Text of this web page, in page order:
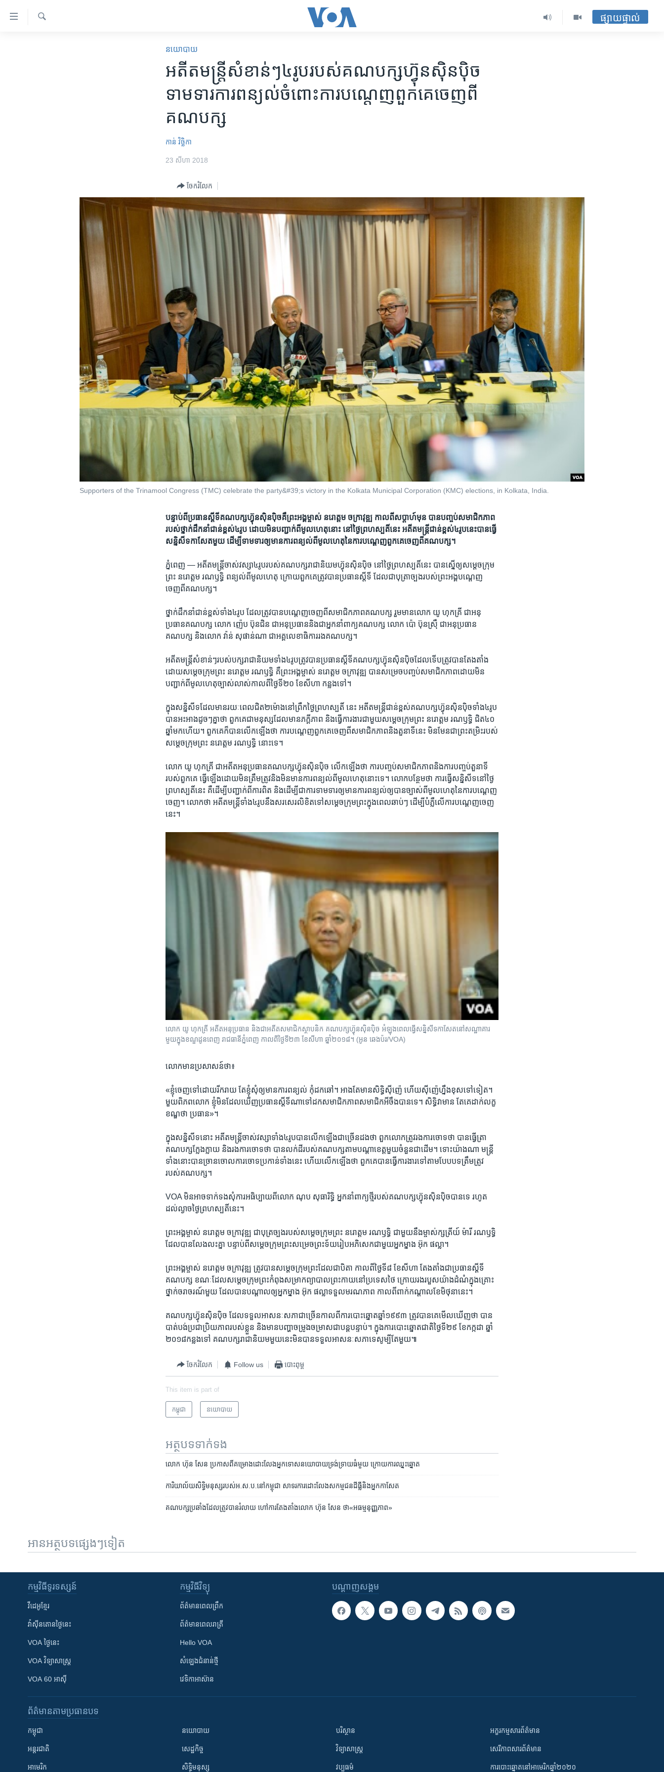
ទៅ​
ផ្សាយផ្ទាល់
នយោបាយ
អតីត​មន្ត្រី​សំខាន់ៗ​៤​រូប​របស់​គណបក្ស​ហ៊្វុនស៊ិនប៉ិច​
ទាមទារ​ការ​ពន្យល់​ចំពោះ​ការ​បណ្តេញ​ពួក​គេ​ចេញ​ពី​
គណបក្ស
កាន់ វិច្ឆិកា
23 សីហា 2018
ចែករំលែក
Supporters of the Trinamool Congress (TMC) celebrate the party&#39;s victory in the Kolkata Municipal Corporation (KMC) elections, in Kolkata, India.
បន្ទាប់​ពី​ប្រធាន​ស្តីទី​គណបក្ស​ហ៊្វុនស៊ិនប៉ិច​គឺ​ព្រះអង្គម្ចាស់ ​នរោត្តម ​ចក្រាវុឌ្ឍ ​កាល​ពី​សប្តាហ៍​​មុន​ ​បាន​​​​បញ្ចប់​សមាជិក​ភាព​​
របស់​ថ្នាក់​ដឹកនាំ​ជាន់ខ្ពស់​៤រូប​​ ដោយ​មិន​បញ្ជាក់​ពី​​មូលហេតុ​នោះ​ ​នៅ​ថ្ងៃ​ព្រហស្បតិ៍​នេះ ​អតីត​មន្រ្តី​ជាន់​ខ្ពស់​៤​រូប​នេះ​បាន​ធ្វើ​
សន្និ​សីទ​​កាសែត​មួយ​ ​ដើ​ម្បី​ទាមទារ​ឲ្យ​មានការ​ពន្យល់​ពី​មូលហេតុ​នៃ​ការ​បណ្តេញ​ពួកគេ​​ចេញ​ពី​គណបក្ស។
ភ្នំពេញ —អតីត​មន្រ្តី​ចាស់​វស្សា​៤​រូប​របស់​គណបក្ស​រាជានិយម​ហ៊្វុនស៊ិនប៉ិច​ ​នៅថ្ងៃ​ព្រហស្បតិ៍​នេះ​ ​បាន​ស្នើ​ឲ្យសម្តេច​ក្រុម​
ព្រះ​ ​នរោត្តម រណឫទិ្ធ​ ពន្យល់​ពី​មូលហេតុ​ ​ក្រោយ​ពួកគេត្រូវ​បាន​ប្រធាន​ស្តីទី ដែល​ជា​បុត្រា​ច្បង​របស់​ព្រះ​អង្គ​បណ្តេញ​
ចេញពី​គណ​បក្ស។​
ថ្នាក់​ដឹកនាំ​ជាន់ខ្ពស់​ទាំង​៤រូប​ ​ដែល​ត្រូវ​បាន​បណ្តេញ​ចេញ​ពី​សមាជិកភាពគណបក្ស​ ​រួម​មាន​លោក​ យូ ហុកគ្រី​ ​ជា​អនុ
ប្រធាន​គណបក្ស​ ​លោក​ ​ញ៉េប ប៊ុនជិន​ ​ជា​អនុប្រធាន​និង​ជា​អ្នក​នាំពាក្យ​គណបក្ស​ លោក​ ​ប៉ោ ប៊ុនស្រ៊ឺ​ ​ជា​អនុប្រធាន​
គណបក្ស​ ​និង​លោក​ ​វ៉ាន់ សុផាន់ណា​ ជា​អគ្គ​លេខាធិការ​រង​គណបក្ស។
អតីត​មន្ត្រី​សំខាន់ៗ​របស់​បក្ស​រាជានិយម​ទាំង​៤​រូប​ត្រូវ​បាន​ប្រធាន​ស្តីទី​គណបក្ស​ហ៊្វុនស៊ិនប៉ិច​ដែល​ទើបត្រូវ​បាន​តែង​តាំង​
ដោយ​សម្តេចក្រុមព្រះ​ ​នរោត្តម រណឫទិ្ធ​ ​គឺ​ព្រះអង្គ​ម្ចាស់ នរោត្តម​ ​ចក្រាវុឌ្ឍ​ ​បានសម្រេច​បញ្ចប់​សមាជិក​ភាព​ដោយ​មិន​
បញ្ជាក់ពីមូល​ហេតុ​ច្បាស់លាស់​កាល​ពី​ថ្ងៃ​ទី​២០​ ​ខែ​សីហា​ កន្លង​ទៅ។​
ក្នុង​សន្និសីទ​ដែល​មាន​រយៈពេល​ជិត​២​ម៉ោង​នៅ​ព្រឹក​ថ្ងៃ​ព្រហស្បតិ៍​ នេះ​ ​អតីត​មន្ត្រី​ជាន់ខ្ពស់​គណបក្ស​ហ៊្វុនស៊ិនប៉ិច​ទាំង​៤រូប​
​បាន​អះអាង​ដូចៗ​គ្នា​ថា​ ​ពួកគេ​ជា​មនុស្ស​ដែល​មាន​ភក្ដីភាព​ ​និង​ធ្វើ​ការងារ​ជាមួយ​សម្ដេច​ក្រុមព្រះ​ ​នរោត្តម រណឫទ្ធិ​ ​ជិត​៤០​
ឆ្នាំ​មក​ហើយ។​ ​ពួកគេ​ក៏​បាន​លើក​ឡើង​ថា​ ​ការ​បណ្តេញ​ពួក​គេ​ចេញ​ពី​សមាជិក​ភាព​និង​តួនាទី​នេះ​ មិន​មែន​ជា​ព្រះ​តម្រិះ​របស់
សម្តេច​ក្រុមព្រះ ​នរោត្តម ​រណឫទិ្ធ​ នោះ​ទេ។
លោក​ យូ ហុកគ្រី​ ​ជា​អតីត​អនុប្រធាន​គណបក្ស​ហ៊្វុនស៊ិនប៉ិច​ លើក​ឡើង​ថា​ ការ​បញ្ចប់​សមាជិក​ភាព​និង​ការ​បញ្ចប់​តួនាទី​
របស់​ពួកគេ​ ​ធ្វើ​ឡើង​ដោយ​មិន​ត្រឹមត្រូវ​និង​មិនមាន​ការ​ពន្យល់​ពី​មូលហេតុ​នោះ​ទេ។​ ​លោក​បន្ថែម​ថា ​ការ​ធ្វើ​សន្និសីទ​នៅ​ថ្ងៃ​
ព្រហស្បតិ៍​នេះ​ ​គឺ​ដើម្បី​បញ្ជាក់​ពី​ការ​ពិត​ ​និង​ដើម្បី​ជាការ​ទាមទារ​ឲ្យ​មាន​ការ​ពន្យល់​ឲ្យ​បាន​ច្បាស់​ពី​មូលហេតុ​នៃ​ការ​បណ្តេញ​
ចេញ។ ​លោក​ថា ​អតីត​មន្រ្តី​ទាំង​៤​រូបនឹង​សរសេរ​លិខិត​ទៅ​សម្តេច​ក្រុម​ព្រះក្នុង​ពេល​ឆាប់ៗ​ ដើម្បី​បំភ្លឺ​លើ​ការ​បណ្តេញ​ចេញ​
នេះ។​
លោក ​យូ ​ហុកគ្រី ​អតីត​អនុ​ប្រធាន ​និង​ជា​អតីត​សមាជិក​ស្ថាបនិក​ គណបក្ស​ហ្វ៊ុនស៊ិនប៉ិច ​អំឡុងពេលធ្វើ​សន្និសីទ​កាសែត​នៅ​សណ្ឋាគារ​
មួយ​ក្នុង​ខណ្ឌ​ដូន​ពេញ ​រាជ​ធានី​ភ្នំពេញ ​កាល​ពី​ថ្ងៃទី២៣​ ខែសីហា ​ឆ្នាំ២០១៨។​ (អូន ឆេងប៉រ/VOA)
លោក​មាន​ប្រសាសន៍​ថា៖​
«ខ្ញុំ​ចេញ​ទៅ​ដោយ​រីករាយ ​តែ​ខ្ញុំ​សុំ​ឲ្យ​មាន​ការ​ពន្យល់ ​កុំ​ដក​ឆៅ។​ អា​ង​តែ​មាន​សិទ្ធិ​ស៊ីញ៉េ ហើយ​ស៊ីញ៉េ​ហ្នឹង​ខុស​ទៅទៀត។​ ​
មួយ​ពិភពលោក​ ​ខ្ញុំ​មិន​ដែល​ឃើញ​ប្រធាន​ស្តីទី​ណា​ទៅ​ដក​សមាជិក​ភាពសមាជិក​អីចឹងបាន​ទេ។​ ​សិទ្ធិ​វាមាន​ ​តែគេ​ដាក់​លក្ខ
ខណ្ឌថា​ ប្រធាន»។​
ក្នុង​សន្និសីទ​នោះ​ អតីត​មន្រ្តី​ចាស់​វស្សា​ទាំង​៤​រូបបាន​លើកឡើង​ជាច្រើន​ដង​ថា ​ពួក​លោក​ត្រូវរងការ​ចោទ​ថា​ បាន​ធ្វើ​ត្រា​
គណបក្សក្លែងក្លាយ​ ​និង​រងការចោទ​ថា​ បាន​លក់​ដី​របស់​គណបក្ស​តាមបណ្តា​ខេត្ត​មួយ​ចំនួន​ជាដើម។​ ​ទោះយ៉ាង​ណា​ ​មន្រ្តី​
ទាំង​នោះ​បាន​ច្រាន​ចោល​ការ​ចោទ​ប្រកាន់​ទាំង​នេះ ហើយ​លើក​ឡើង​ថា​ ​ពួក​គេ​បាន​ធ្វើ​ការងារ​ទៅ​តាមបែបបទ​ត្រឹមត្រូវ​
របស់​គណបក្ស។​
VOA​ ​មិនអាច​ទាក់ទង​សុំការ​អធិប្បាយ​ពី​លោក​ ​ណុប សុធារិទ្ធិ​ ​អ្នកនាំពាក្យ​ថ្មី​របស់​គណបក្ស​ហ៊្វុនស៊ិនប៉ិច​បាន​ទេ​ ​រហូត​
ដល់​ល្ងាច​ថ្ងៃព្រហស្បតិ៍​នេះ។​
ព្រះ​អង្គ​ម្ចាស់​ ​នរោត្តម ចក្រាវុឌ្ឍ​ ​ជា​បុត្រច្បង​របស់​សម្តេច​ក្រុម​ព្រះ​ ​នរោត្តម រណឫទ្ធិ ជាមួយ​នឹង​ម្ចាស់​ក្សត្រីយ៍ ​ម៉ារី រណឫទ្ធិ​ ​
ដែល​បាន​លែងលះ​គ្នា​ ​បន្ទាប់ពី​សម្តេច​ក្រុមព្រះ​សម្រេច​ព្រះទ័យ​រៀប​អភិសេក​ជា​មួយ​អ្នកម្នាង​ អ៊ុក ផល្លា។
ព្រះ​អង្គម្ចាស់​ ​នរោត្តម ចក្រាវុឌ្ឍ​ ​ត្រូវ​បាន​សម្តេច​ក្រុម​ព្រះ​ដែល​ជាបិតា​ ​កាលពី​ថ្ងៃទី​៨ ​ខែ​សីហា​ ​តែង​តាំង​ជា​ប្រធាន​ស្តីទី​
គណបក្ស ​ខណៈដែល​សម្តេច​ក្រុមព្រះកំពុង​សម្រាក​ព្យាបាល​ព្រះ​កាយ​នៅ​ប្រទេស​ថៃ ​ក្រោយ​រង​របួស​យ៉ាង​ដំណំ​ក្នុងគ្រោះ
ថ្នាក់​ចរាចរណ៍​មួយ​ ​ដែល​បាន​បណ្តាល​ឲ្យ​អ្នក​ម្នាង​ ​អ៊ុក ផល្លា​ទទួល​មរណភាព​ ​កាលពី​ពាក់​កណ្តាល​ខែ​មិថុនា​នេះ។
គណបក្សហ៊្វុនស៊ិនប៉ិច​ ដែលទទួល​អាសនៈ​សភា​ជា​ច្រើន​កាល​ពី​ការ​បោះឆ្នោត​ឆ្នាំ​១៩៩៣​ ​ត្រូវ​បាន​គេ​មើល​ឃើញ​ថា​ បាន​
បាត់បង់​ប្រជា​ប្រិយភាព​របស់​ខ្លួន ​និង​មាន​បញ្ហា​ចម្រូង​ចម្រាស​ជា​បន្តបន្ទាប់។​ ​ក្នុង​ការបោះឆ្នោត​ជាតិ​ថ្ងៃទី២៩​ ​ខែកក្កដា​ ឆ្នាំ​
២០១៨​កន្លង​ទៅ​ ​គណ​បក្ស​រាជា​និយម​មួយ​នេះ​មិន​បាន​ទទួល​អាសនៈ​សភា​ទេ​សូម្បី​តែ​មួយ៕
ចែករំលែក Follow us បោះពុម្ព
This item is part of
កម្ពុជា នយោបាយ
អត្ថបទ​ទាក់ទង
លោក ​ហ៊ុន សែន​ ​ប្រកាស​ពី​គម្រោង​ដោះលែង​អ្នក​ទោស​នយោបាយទ្រង់ទ្រាយ​ធំមួយ​ ​ក្រោយ​ការ​ឈ្នះ​ឆ្នោត
ការិយាល័យ​សិទ្ធិមនុស្ស​របស់​អ.ស.ប.​នៅ​កម្ពុជា​ ​សាទរ​ការ​ដោះលែង​សកម្មជន​ដីធ្លី​និង​អ្នក​កាសែត
គណបក្ស​ប្រឆាំង​ដែល​ត្រូវ​បាន​រំលាយ ហៅ​ការ​តែងតាំង​លោក ហ៊ុន សែន ថា«​អធម្មនុញ្ញភាព‍»​
អានអត្ថបទផ្សេងៗទៀត
បណ្តាញ​សង្គម
កម្មវិធី​ទូរទស្សន៍
វីដេអូ​ខ្មែរ
វ៉ាស៊ីនតោន​ថ្ងៃ​នេះ
VOA ថ្ងៃនេះ
VOA ​វិទ្យាសាស្ត្រ
VOA 60 អាស៊ី
កម្មវិធី​វិទ្យុ
ព័ត៌មាន​ពេល​ព្រឹក
ព័ត៌មាន​​ពេល​រាត្រី
Hello VOA
សំឡេង​ជំនាន់​ថ្មី
វេទិកា​អាស៊ាន
ព័ត៌មាន​តាមប្រធានបទ​
កម្ពុជា
អន្តរជាតិ
អាមេរិក
នយោបាយ
សេដ្ឋកិច្ច
សិទ្ធិមនុស្ស
បរិស្ថាន
វិទ្យាសាស្រ្ត
វប្បធម៌
អក្ខរកម្មសារព័ត៌មាន
សេរីភាពសារព័ត៌មាន
ការបោះឆ្នោតនៅអាមេរិកឆ្នាំ២០២០